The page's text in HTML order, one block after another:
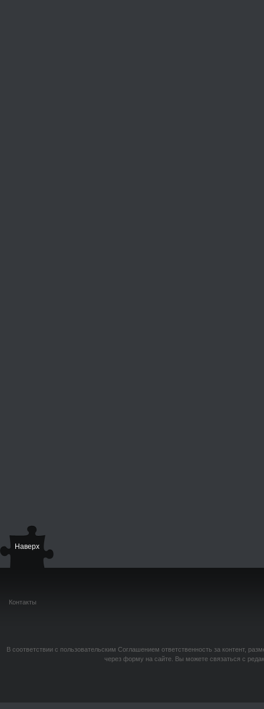
Наверх
Контакты
В соответствии с пользовательским Соглашением ответственность за контент,
через форму на сайте. Вы можете связаться с